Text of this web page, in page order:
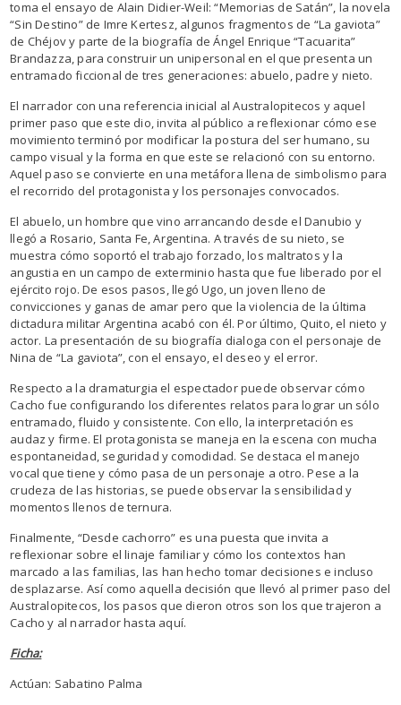
toma el ensayo de Alain Didier-Weil: “Memorias de Satán”, la novela
“Sin Destino” de Imre Kertesz, algunos fragmentos de “La gaviota”
de Chéjov y parte de la biografía de Ángel Enrique “Tacuarita”
Brandazza, para construir un unipersonal en el que presenta un
entramado ficcional de tres generaciones: abuelo, padre y nieto.
El narrador con una referencia inicial al Australopitecos y aquel
primer paso que este dio, invita al público a reflexionar cómo ese
movimiento terminó por modificar la postura del ser humano, su
campo visual y la forma en que este se relacionó con su entorno.
Aquel paso se convierte en una metáfora llena de simbolismo para
el recorrido del protagonista y los personajes convocados.
El abuelo, un hombre que vino arrancando desde el Danubio y
llegó a Rosario, Santa Fe, Argentina. A través de su nieto, se
muestra cómo soportó el trabajo forzado, los maltratos y la
angustia en un campo de exterminio hasta que fue liberado por el
ejército rojo. De esos pasos, llegó Ugo, un joven lleno de
convicciones y ganas de amar pero que la violencia de la última
dictadura militar Argentina acabó con él. Por último, Quito, el nieto y
actor. La presentación de su biografía dialoga con el personaje de
Nina de “La gaviota”, con el ensayo, el deseo y el error.
Respecto a la dramaturgia el espectador puede observar cómo
Cacho fue configurando los diferentes relatos para lograr un sólo
entramado, fluido y consistente. Con ello, la interpretación es
audaz y firme. El protagonista se maneja en la escena con mucha
espontaneidad, seguridad y comodidad. Se destaca el manejo
vocal que tiene y cómo pasa de un personaje a otro. Pese a la
crudeza de las historias, se puede observar la sensibilidad y
momentos llenos de ternura.
Finalmente, “Desde cachorro” es una puesta que invita a
reflexionar sobre el linaje familiar y cómo los contextos han
marcado a las familias, las han hecho tomar decisiones e incluso
desplazarse. Así como aquella decisión que llevó al primer paso del
Australopitecos, los pasos que dieron otros son los que trajeron a
Cacho y al narrador hasta aquí.
Ficha:
Actúan: Sabatino Palma